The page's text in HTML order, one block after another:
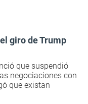
giro de Trump
que suspendió
negociaciones con
que existan